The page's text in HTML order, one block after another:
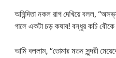
অনিন্দিতা নকল রাগ দেখিয়ে বলল,
গালে একটা চড় কষাব! বন্ধুর কচি বৌকে
আমি বললাম, “তোমার মতন সুন্দরী